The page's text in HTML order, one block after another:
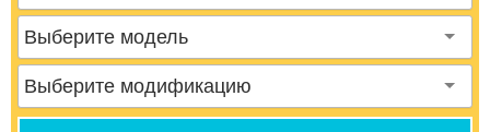
Выберите модель
Выберите модификацию